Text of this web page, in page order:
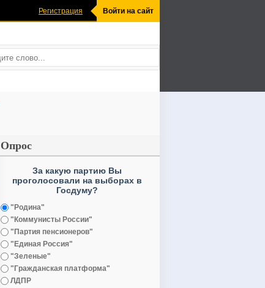
Регистрация Войти на сайт
Опрос
За какую партию Вы
проголосовали на выборах в
Госдуму?
"Родина"
"Коммунисты России"
"Партия пенсионеров"
"Единая Россия"
"Зеленые"
"Гражданская платформа"
ЛДПР